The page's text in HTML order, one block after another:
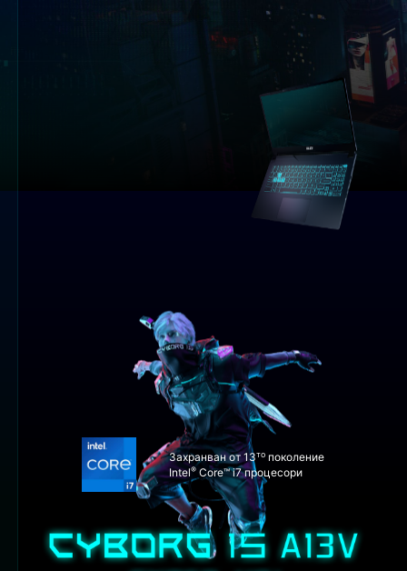
Захранван от 13то поколение
Intel® Core™ i7 процесори